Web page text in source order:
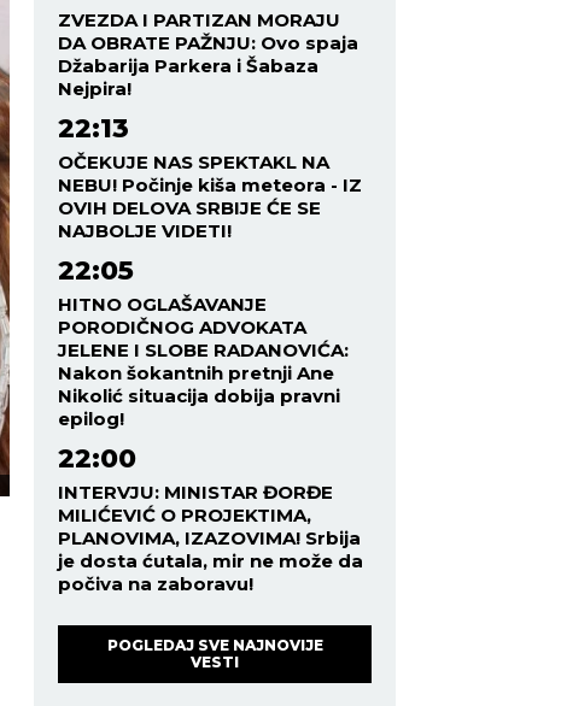
ZVEZDA I PARTIZAN MORAJU
DA OBRATE PAŽNJU: Ovo spaja
Džabarija Parkera i Šabaza
Nejpira!
22:13
OČEKUJE NAS SPEKTAKL NA
NEBU! Počinje kiša meteora - IZ
OVIH DELOVA SRBIJE ĆE SE
NAJBOLJE VIDETI!
22:05
HITNO OGLAŠAVANJE
PORODIČNOG ADVOKATA
JELENE I SLOBE RADANOVIĆA:
Nakon šokantnih pretnji Ane
Nikolić situacija dobija pravni
epilog!
22:00
INTERVJU: MINISTAR ĐORĐE
MILIĆEVIĆ O PROJEKTIMA,
PLANOVIMA, IZAZOVIMA! Srbija
je dosta ćutala, mir ne može da
počiva na zaboravu!
POGLEDAJ SVE NAJNOVIJE
VESTI